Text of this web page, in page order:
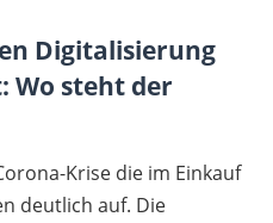
Digitalisierung
Wo steht der
Krise die im Einkauf
deutlich auf. Die